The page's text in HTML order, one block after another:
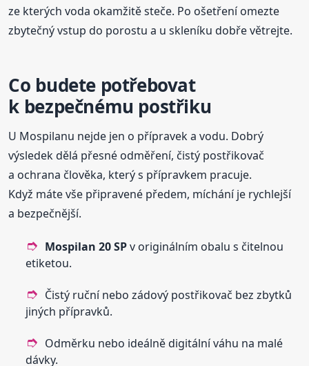
ze kterých voda okamžitě steče. Po ošetření omezte
zbytečný vstup do porostu a u skleníku dobře větrejte.
Co budete potřebovat
k bezpečnému postřiku
U Mospilanu nejde jen o přípravek a vodu. Dobrý
výsledek dělá přesné odměření, čistý postřikovač
a ochrana člověka, který s přípravkem pracuje.
Když máte vše připravené předem, míchání je rychlejší
a bezpečnější.
Mospilan 20 SPv originálním obalu s čitelnou
etiketou.
Čistý ruční nebo zádový postřikovač bez zbytků
jiných přípravků.
Odměrku nebo ideálně digitální váhu na malé
dávky.